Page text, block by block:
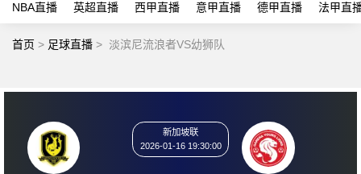
NBA直播 英超直播 西甲直播 意甲直播 德甲直播 法甲直
首页 > 足球直播 > 淡滨尼流浪者VS幼狮队